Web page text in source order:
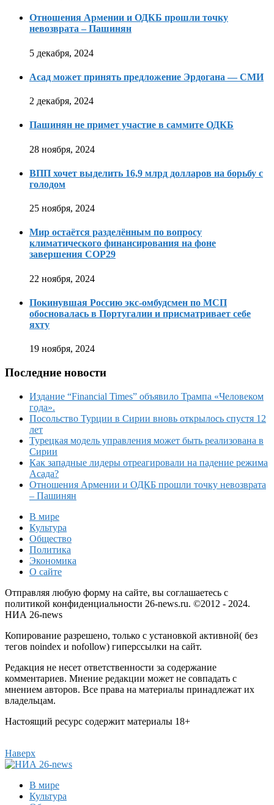
Отношения Армении и ОДКБ прошли точку
невозврата – Пашинян
5 декабря, 2024
Асад может принять предложение Эрдогана — СМИ
2 декабря, 2024
Пашинян не примет участие в саммите ОДКБ
28 ноября, 2024
ВПП хочет выделить 16,9 млрд долларов на борьбу с
голодом
25 ноября, 2024
Мир остаётся разделённым по вопросу
климатического финансирования на фоне
завершения COP29
22 ноября, 2024
Покинувшая Россию экс-омбудсмен по МСП
обосновалась в Португалии и присматривает себе
яхту
19 ноября, 2024
Последние новости
Издание “Financial Times” объявило Трампа «Человеком
года».
Посольство Турции в Сирии вновь открылось спустя 12
лет
Турецкая модель управления может быть реализована в
Сирии
Как западные лидеры отреагировали на падение режима
Асада?
Отношения Армении и ОДКБ прошли точку невозврата
– Пашинян
В мире
Культура
Общество
Политика
Экономика
О сайте
Отправляя любую форму на сайте, вы соглашаетесь с
политикой конфиденциальности 26-news.ru. ©2012 - 2024.
НИА 26-news
Копирование разрешено, только с установкой активной( без
тегов noindex и nofollow) гиперссылки на сайт.
Редакция не несет ответственности за содержание
комментариев. Мнение редакции может не совпадать с
мнением авторов. Все права на материалы принадлежат их
владельцам.
Настоящий ресурс содержит материалы 18+
Наверх
В мире
Культура